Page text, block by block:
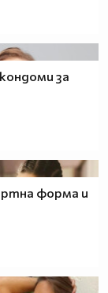
за
форма и